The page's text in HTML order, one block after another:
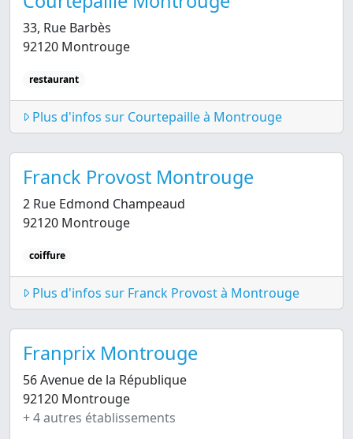
33, Rue Barbès
92120 Montrouge
restaurant
Plus d'infos sur Courtepaille à Montrouge
Franck Provost Montrouge
2 Rue Edmond Champeaud
92120 Montrouge
coiffure
Plus d'infos sur Franck Provost à Montrouge
Franprix Montrouge
56 Avenue de la République
92120 Montrouge
+ 4 autres établissements